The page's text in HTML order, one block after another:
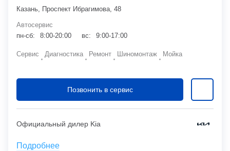
Казань, Проспект Ибрагимова, 48
Автосервис
пн-сб:
8:00-20:00 вс: 9:00-17:00
Сервис Диагностика Ремонт Шиномонтаж Мойка
Позвонить в сервис
Официальный дилер Kia
Подробнее